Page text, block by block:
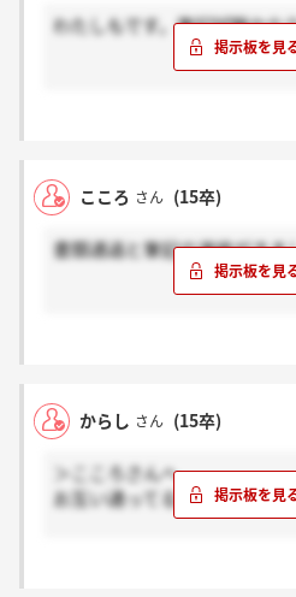
わたしもです。筆記試験かな
こころ さん (15卒)
書類通過と筆記の連絡がきま
からし さん (15卒)
＞こころさんへ
お互い通ってるといいですね